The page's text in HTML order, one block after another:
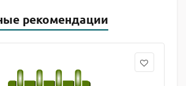
рекомендации